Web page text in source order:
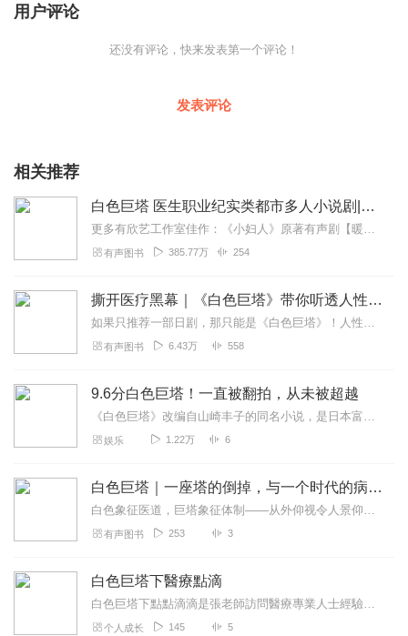
用户评论
还没有评论，快来发表第一个评论！
发表评论
相关推荐
白色巨塔 医生职业纪实类都市多人小说剧|日剧巅峰之作
更多有欣艺工作室佳作：《小妇人》原著有声剧【暖心上线】《张爱玲》全本有声剧【经典放送】医患关系、人情红包、风花雪月……你想不到的医疗乱象都在这里。本节目约350...
有声图书 385.77万 254
撕开医疗黑幕｜《白色巨塔》带你听透人性挣扎的悲
如果只推荐一部日剧，那只能是《白色巨塔》！人性的复杂，社会的黑暗，信念的执着，欲望的无边，善恶的难断……看似接近白色巨塔之巅，却亦敌不过生命的光辉与尊严...
有声图书 6.43万 558
9.6分白色巨塔！一直被翻拍，从未被超越
《白色巨塔》改编自山崎丰子的同名小说，是日本富士电视台开台45周年高收视纪念剧，共21集，于2003年10月9日首播。西谷弘、河野圭太、村上正典、岩田和行联合执...
娱乐 1.22万 6
白色巨塔｜一座塔的倒掉，与一个时代的病！吃人的制度
白色象征医道，巨塔象征体制——从外仰视令人景仰，走进去却是权力、欲望与封建关系的迷宫。山崎丰子用一本小说，把医疗界不敢碰的禁忌一一剖开。六十年过去，这座塔依然未...
有声图书 253 3
白色巨塔下醫療點滴
白色巨塔下點點滴滴是張老師訪問醫療專業人士經驗分享。健康素養的提昇對大眾非常重要，藉著喜馬拉雅廣播平台能夠大力推廣健康概念是重要的知識分享，歡迎收聽。
个人成长 145 5